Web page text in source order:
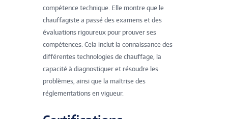
compétence technique. Elle montre que le
chauffagiste a passé des examens et des
évaluations rigoureux pour prouver ses
compétences. Cela inclut la connaissance des
différentes technologies de chauffage, la
capacité à diagnostiquer et résoudre les
problèmes, ainsi que la maîtrise des
réglementations en vigueur.